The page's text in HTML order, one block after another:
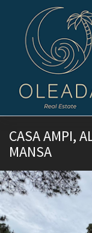
CASA AMPI,
MANSA